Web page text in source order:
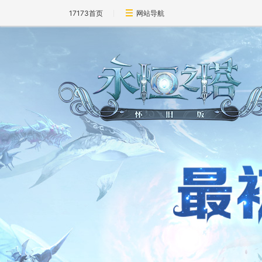
17173首页 网站导航